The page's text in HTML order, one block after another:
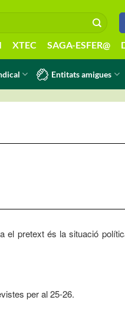
XTEC SAGA-ESFER@
Entitats amigues
el pretext és la situació
per al 25-26.